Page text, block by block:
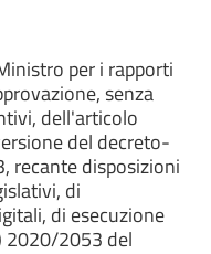
per i rapporti
senza
dell'articolo
del decreto-
recante disposizioni
di
di esecuzione
2020/2053 del